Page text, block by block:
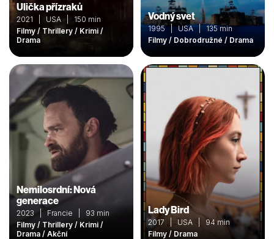
Ulička přízraků
2021 | USA | 150 min
Filmy / Thrillery / Krimi /
Drama
Vodný svet
1995 | USA | 135 min
Filmy / Dobrodružné / Drama
Nemilosrdní: Nová
generace
2023 | Francie | 93 min
Filmy / Thrillery / Krimi /
Drama / Akční
Lady Bird
2017 | USA | 94 min
Filmy / Drama